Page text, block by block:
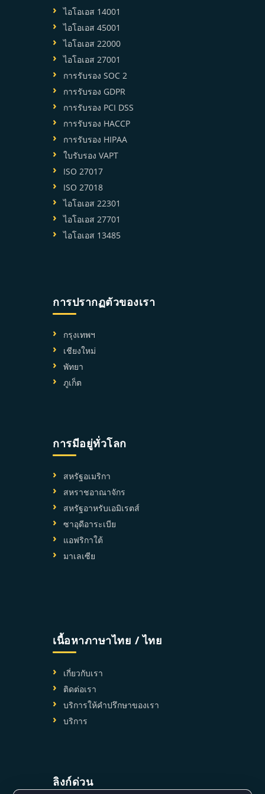
ไอโอเอส 14001
ไอโอเอส 45001
ไอโอเอส 22000
ไอโอเอส 27001
การรับรอง SOC 2
การรับรอง GDPR
การรับรอง PCI DSS
การรับรอง HACCP
การรับรอง HIPAA
ใบรับรอง VAPT
ISO 27017
ISO 27018
ไอโอเอส 22301
ไอโอเอส 27701
ไอโอเอส 13485
การปรากฏตัวของเรา
กรุงเทพฯ
เชียงใหม่
พัทยา
ภูเก็ต
การมีอยู่ทั่วโลก
สหรัฐอเมริกา
สหราชอาณาจักร
สหรัฐอาหรับเอมิเรตส์
ซาอุดีอาระเบีย
แอฟริกาใต้
มาเลเซีย
เนื้อหาภาษาไทย / ไทย
เกี่ยวกับเรา
ติดต่อเรา
บริการให้คำปรึกษาของเรา
บริการ
ลิงก์ด่วน